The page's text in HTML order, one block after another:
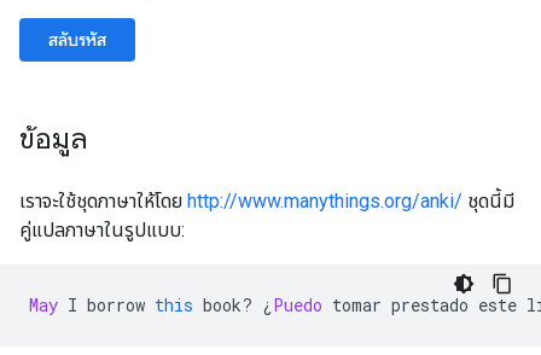
สลับรหัส
ข้อมูล
เราจะใช้ชุดภาษาให้โดย http://www.manythings.org/anki/ ชุดนี้มี
คู่แปลภาษาในรูปแบบ:
May I borrow this book? ¿ Puedo tomar prestado este